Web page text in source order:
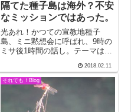
隔てた種子島は海外？不安
なミッションではあった。
光あれ！かつての宣教地種子
島、ミニ黙想会に呼ばれ、9時の
ミサ後1時間の話し。テーマは
好きな創世記1章1節から3節。
「初めに、神は天地を創造され
た。地は混沌であって、闇が深
淵の面にあり、神の霊が水の面
を動いていた。...
2018.02.11
それでも！Blog